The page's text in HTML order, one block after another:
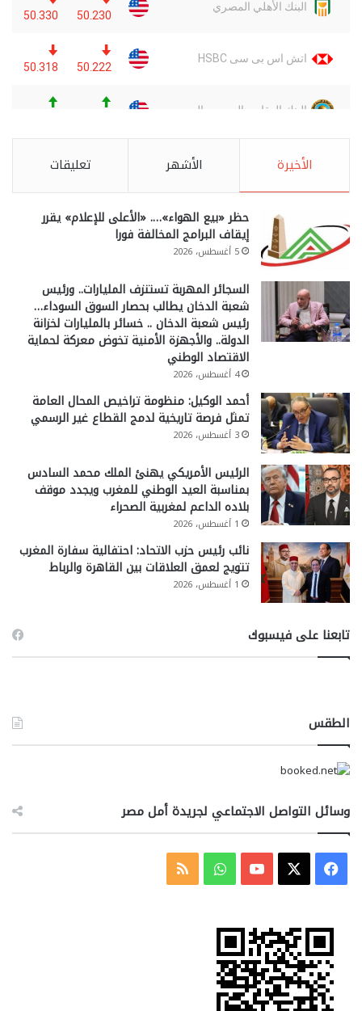
الأخيرة الأشهر تعليقات
حظر «بيع الهواء»…. «الأعلى للإعلام» يقرر
إيقاف البرامج المخالفة فورا
5 أغسطس، 2026
السجائر المهربة تستنزف المليارات.. ورئيس
شعبة الدخان يطالب بحصار السوق السوداء…
رئيس شعبة الدخان .. خسائر بالمليارات لخزانة
الدولة.. والأجهزة الأمنية تخوض معركة لحماية
الاقتصاد الوطني
4 أغسطس، 2026
أحمد الوكيل: منظومة تراخيص المحال العامة
تمثل فرصة تاريخية لدمج القطاع غير الرسمي
3 أغسطس، 2026
الرئيس الأمريكي يهنئ الملك محمد السادس
بمناسبة العيد الوطني للمغرب ويجدد موقف
بلاده الداعم لمغربية الصحراء
1 أغسطس، 2026
نائب رئيس حزب الاتحاد: احتفالية سفارة المغرب
تتويج لعمق العلاقات بين القاهرة والرباط
1 أغسطس، 2026
تابعنا على فيسبوك
الطقس
وسائل التواصل الاجتماعي لجريدة أمل مصر
فيسبوك ‫YouTubeواتسابملخص